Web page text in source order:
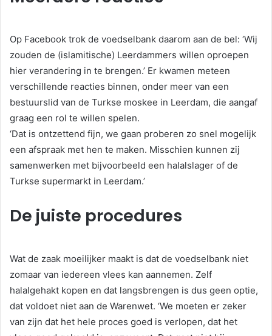
Op Facebook trok de voedselbank daarom aan de bel: ‘Wij
zouden de (islamitische) Leerdammers willen oproepen
hier verandering in te brengen.’ Er kwamen meteen
verschillende reacties binnen, onder meer van een
bestuurslid van de Turkse moskee in Leerdam, die aangaf
graag een rol te willen spelen.
‘Dat is ontzettend fijn, we gaan proberen zo snel mogelijk
een afspraak met hen te maken. Misschien kunnen zij
samenwerken met bijvoorbeeld een halalslager of de
Turkse supermarkt in Leerdam.’
De juiste procedures
Wat de zaak moeilijker maakt is dat de voedselbank niet
zomaar van iedereen vlees kan aannemen. Zelf
halalgehakt kopen en dat langsbrengen is dus geen optie,
dat voldoet niet aan de Warenwet. ‘We moeten er zeker
van zijn dat het hele proces goed is verlopen, dat het